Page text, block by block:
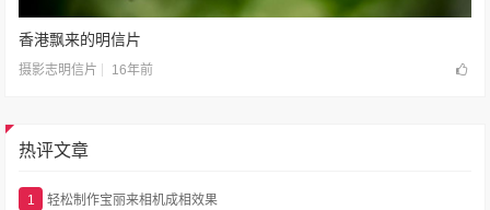
香港飘来的明信片
摄影志明信片 16年前
热评文章
1 轻松制作宝丽来相机成相效果